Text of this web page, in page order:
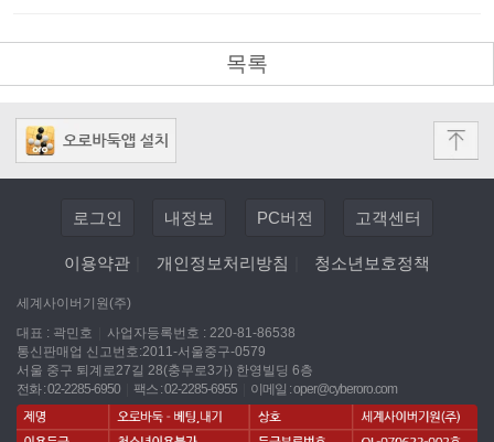
목록
로그인 내정보 PC버전 고객센터
이용약관 개인정보처리방침 청소년보호정책
세계사이버기원(주)
대표 : 곽민호
사업자등록번호 : 220-81-86538
통신판매업 신고번호:2011-서울중구-0579
서울 중구 퇴계로27길 28(충무로3가) 한영빌딩 6층
전화 : 02-2285-6950
팩스 : 02-2285-6955 이메일 :oper@cyberoro.com